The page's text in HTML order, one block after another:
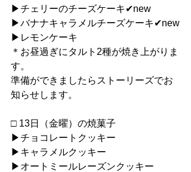
▶︎チェリーのチーズケーキ✔︎new
▶︎バナナキャラメルチーズケーキ✔︎new
▶︎レモンケーキ
＊お昼過ぎにタルト2種が焼き上がりま
す。
準備ができましたらストーリーズでお
知らせします。
□ 13日（金曜）の焼菓子
▶︎チョコレートクッキー
▶︎キャラメルクッキー
▶︎オートミールレーズンクッキー